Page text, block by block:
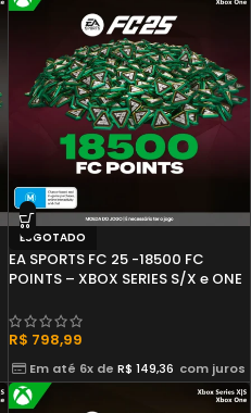
ESGOTADO
EA SPORTS FC 25 -18500 FC
POINTS – XBOX SERIES S/X e ONE
R$ 798,99
Em até 6x deR$ 149,36 com juros